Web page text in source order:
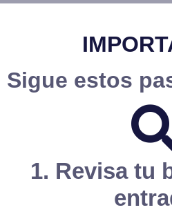
Sigue estos
1. Revisa tu